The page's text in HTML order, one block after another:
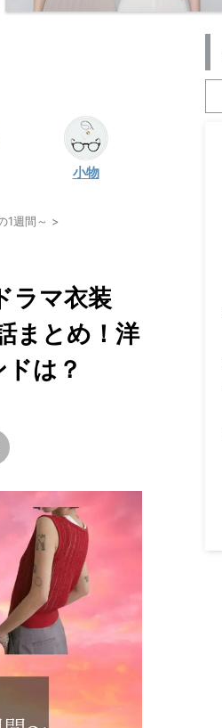
小物
1週間～ >
ラマ衣装
まとめ！洋
は？